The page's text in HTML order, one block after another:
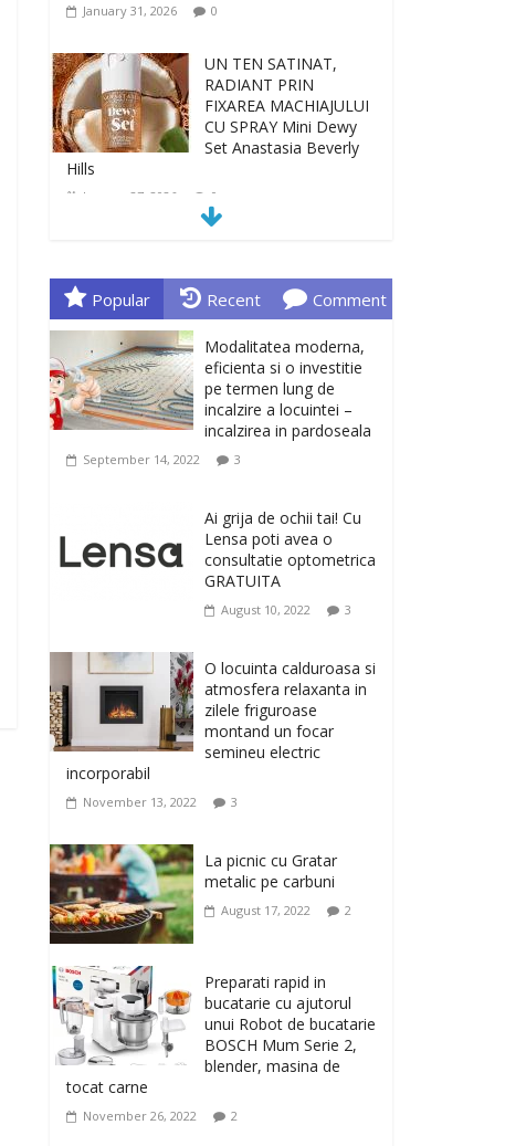
January 31, 2026 0
UN TEN SATINAT,
RADIANT PRIN
FIXAREA MACHIAJULUI
CU SPRAY Mini Dewy
Set Anastasia Beverly
Hills
January 27, 2026 0
DE CURATARE CeraVe
CU CERAMIDE SI
January 23, 2026 0
Sa gasesti cadoul
potrivit este de multe
ori o provocare. Idei
la Giftspot.ro, magazinul de cadouri
originale. O alegere buna, Oglinda de baie
cu mărire și iluminare LED
0
musculatura pentru un
corp sanatos si
armonios dezvoltat, cu
Flexor Fitness-dispozitiv
pentru tonifiere muschi
February 10, 2026
Ivatherm pentru o piele
neteda si elastica.
February 6, 2026
Popular Recent Comment
Modalitatea moderna,
eficienta si o investitie
pe termen lung de
incalzire a locuintei –
incalzirea in pardoseala
September 14, 2022 3
Ai grija de ochii tai! Cu
Lensa poti avea o
consultatie optometrica
GRATUITA
August 10, 2022 3
O locuinta calduroasa si
atmosfera relaxanta in
zilele friguroase
montand un focar
semineu electric
incorporabil
November 13, 2022 3
La picnic cu Gratar
metalic pe carbuni
August 17, 2022 2
Preparati rapid in
bucatarie cu ajutorul
unui Robot de bucatarie
BOSCH Mum Serie 2,
blender, masina de
tocat carne
November 26, 2022 2